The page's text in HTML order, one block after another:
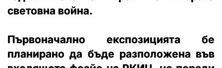
световна война.
Първоначално експозицията бе
планирано да бъде разположена във